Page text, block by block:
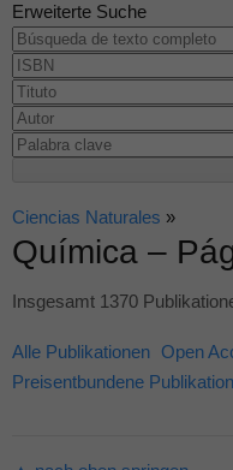
Erweiterte Suche
Ciencias Naturales »
Química –
Insgesamt 1370
Alle Publikationen Open
Preisentbundene